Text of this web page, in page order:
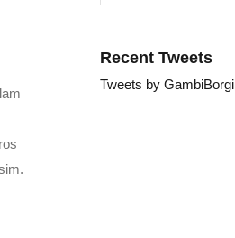
Recent Tweets
Tweets by GambiBorgi